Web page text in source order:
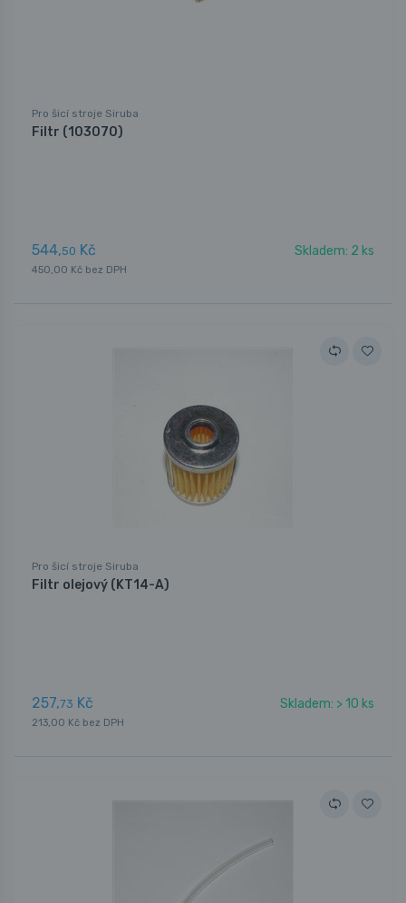
Pro šicí stroje Siruba
Filtr (103070)
544,50 Kč Skladem: 2 ks
450,00 Kč bez DPH
Pro šicí stroje Siruba
Filtr olejový (KT14-A)
257,73 Kč Skladem: > 10 ks
213,00 Kč bez DPH